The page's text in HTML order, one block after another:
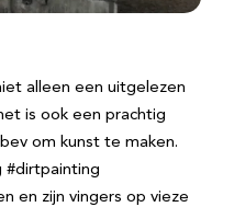
alleen een uitgelezen
is ook een prachtig
om kunst te maken.
#dirtpainting
en zijn vingers op vieze